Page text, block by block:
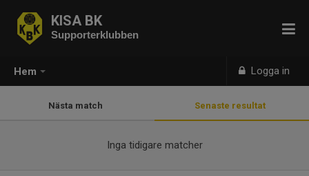
Hem Logga in
KISA BK
Supporterklubben
Nästa match Senaste resultat
Inga tidigare matcher